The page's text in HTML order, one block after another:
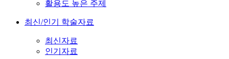
활용도 높은 주제
최신/인기 학술자료
최신자료
인기자료